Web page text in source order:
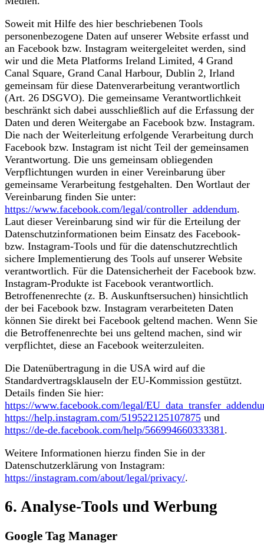
Soweit mit Hilfe des hier beschriebenen Tools
personenbezogene Daten auf unserer Website erfasst und
an Facebook bzw. Instagram weitergeleitet werden, sind
wir und die Meta Platforms Ireland Limited, 4 Grand
Canal Square, Grand Canal Harbour, Dublin 2, Irland
gemeinsam für diese Datenverarbeitung verantwortlich
(Art. 26 DSGVO). Die gemeinsame Verantwortlichkeit
beschränkt sich dabei ausschließlich auf die Erfassung der
Daten und deren Weitergabe an Facebook bzw. Instagram.
Die nach der Weiterleitung erfolgende Verarbeitung durch
Facebook bzw. Instagram ist nicht Teil der gemeinsamen
Verantwortung. Die uns gemeinsam obliegenden
Verpflichtungen wurden in einer Vereinbarung über
gemeinsame Verarbeitung festgehalten. Den Wortlaut der
Vereinbarung finden Sie unter:
https://www.facebook.com/legal/controller_addendum.
Laut dieser Vereinbarung sind wir für die Erteilung der
Datenschutzinformationen beim Einsatz des Facebook-
bzw. Instagram-Tools und für die datenschutzrechtlich
sichere Implementierung des Tools auf unserer Website
verantwortlich. Für die Datensicherheit der Facebook bzw.
Instagram-Produkte ist Facebook verantwortlich.
Betroffenenrechte (z. B. Auskunftsersuchen) hinsichtlich
der bei Facebook bzw. Instagram verarbeiteten Daten
können Sie direkt bei Facebook geltend machen. Wenn Sie
die Betroffenenrechte bei uns geltend machen, sind wir
verpflichtet, diese an Facebook weiterzuleiten.
Die Datenübertragung in die USA wird auf die
Standardvertragsklauseln der EU-Kommission gestützt.
Details finden Sie hier:
https://www.facebook.com/legal/
https://help.instagram.com/519522125107875 und
https://de-de.facebook.com/help/566994660333381.
Weitere Informationen hierzu finden Sie in der
Datenschutzerklärung von Instagram:
https://instagram.com/about/legal/privacy/.
6. Analyse-Tools und Werbung
Google Tag Manager